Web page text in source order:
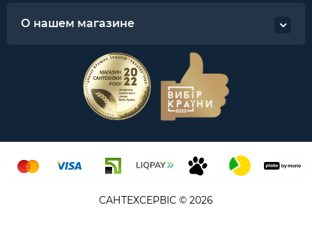
О нашем магазине
САНТЕХСЕРВІС © 2026